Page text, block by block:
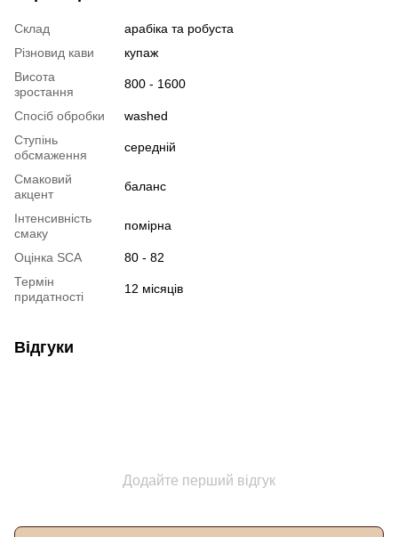
Склад
арабіка та робуста
Різновид кави
купаж
Висота
зростання
800 - 1600
Спосіб обробки
washed
Ступінь
обсмаження
cередній
Смаковий
акцент
баланс
Інтенсивність
смаку
помірна
Оцінка SCA
80 - 82
Термін
придатності
12 місяців
Відгуки
Додайте перший відгук